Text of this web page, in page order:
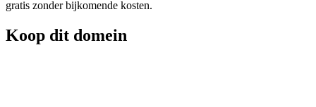
gratis zonder bijkomende kosten.
Koop dit domein